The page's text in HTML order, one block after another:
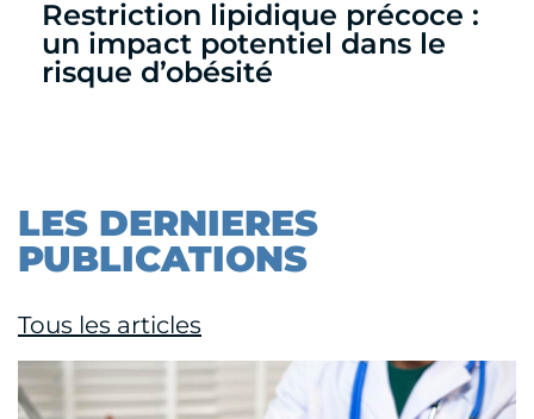
Restriction lipidique précoce :
un impact potentiel dans le
risque d’obésité
LES DERNIERES
PUBLICATIONS
Tous les articles